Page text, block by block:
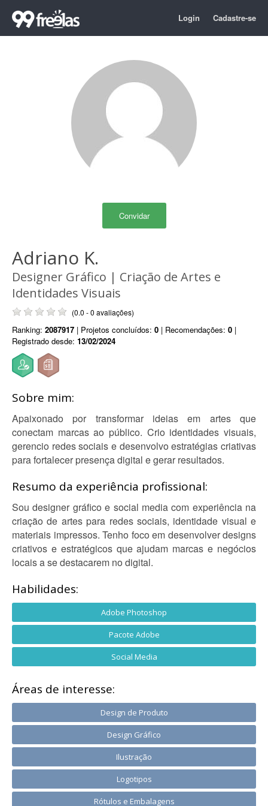
Login Cadastre-se
Convidar
Adriano K.
Designer Gráfico | Criação de Artes e
Identidades Visuais
(0.0 - 0 avaliações)
Ranking: 2087917 | Projetos concluídos: 0 | Recomendações: 0 |
Registrado desde: 13/02/2024
Sobre mim:
Apaixonado por transformar ideias em artes que
conectam marcas ao público. Crio identidades visuais,
gerencio redes sociais e desenvolvo estratégias criativas
para fortalecer presença digital e gerar resultados.
Resumo da experiência profissional:
Sou designer gráfico e social media com experiência na
criação de artes para redes sociais, identidade visual e
materiais impressos. Tenho foco em desenvolver designs
criativos e estratégicos que ajudam marcas e negócios
locais a se destacarem no digital.
Habilidades:
Adobe Photoshop
Pacote Adobe
Social Media
Áreas de interesse:
Design de Produto
Design Gráfico
Ilustração
Logotipos
Rótulos e Embalagens